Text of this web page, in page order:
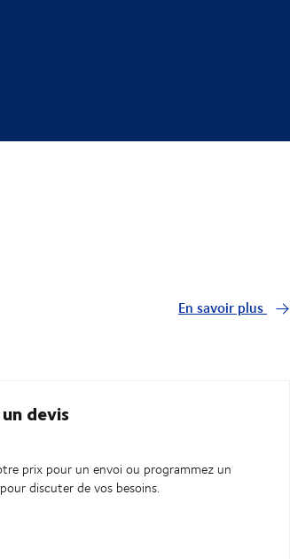
En savoir plus
devis
prix pour un envoi ou programmez un
discuter de vos besoins.